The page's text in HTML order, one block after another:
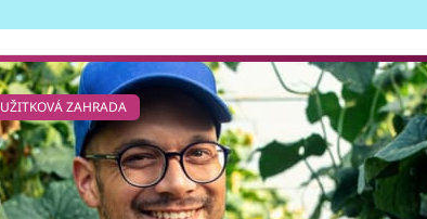
UŽITKOVÁ ZAHRADA